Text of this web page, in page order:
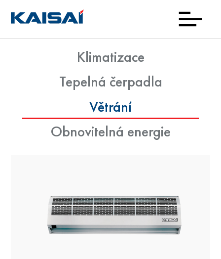
Klimatizace
Tepelná čerpadla
Větrání
Obnovitelná energie